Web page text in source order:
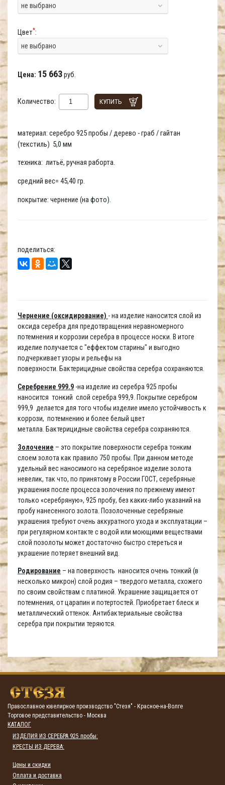
не выбрано
Цвет*:
не выбрано
Цена: 15 663руб.
Количество: КУПИТЬ
материал: серебро 925 пробы / дерево - граб / гайтан
(текстиль) 5,0 мм
техника: литьё, ручная раборта.
средний вес= 45,40 гр.
покрытие: чернение (на фото).
поделиться:
Чернение (оксидирование) - на изделие наносится слой из
оксида серебра для предотвращения неравномерного
потемнения и коррозии серебра в процессе носки. В итоге
изделие получается с "еффектом старины" и выгодно
подчеркивает узоры и рельефы на
поверхности. Бактерицидные свойства серебра сохраняются.
Серебрение 999.9 -на изделие из серебра 925 пробы
наносится тонкий слой серебра 999,9. Покрытие серебром
999,9 делается для того чтобы изделие имело устойчивость к
коррози, потемнению и более белый цвет
металла. Бактерицидные свойства серебра сохраняются.
Золочение – это покрытие поверхности серебра тонким
слоем золота как правило 750 пробы. При данном методе
удельный вес наносимого на серебряное изделие золота
невелик, так что, по принятому в России ГОСТ, серебряные
украшения после процесса золочения по прежнему имеют
только «серебряную», 925 пробу, без каких-либо указаний на
пробу нанесенного золота. Позолоченные серебряные
украшения требуют очень аккуратного ухода и эксплуатации –
при регулярном контакте с водой или моющими веществами
слой позолоты может достаточно быстро стереться и
украшение потеряет внешний вид.
Родирование – на поверхность наносится очень тонкий (в
несколько микрон) слой родия – твердого металла, схожего
по своим свойствам с платиной. Украшение защищается от
потемнения, от царапин и потертостей. Приобретает блеск и
металлический оттенок. Антибактериальные свойства
серебра при покрытии теряются.
Православное ювелирное производство "Стезя" - Красное-на-Волге
Торговое представительство - Москва
КАТАЛОГ
ИЗДЕЛИЯ ИЗ СЕРЕБРА 925 пробы:
КРЕСТЫ ИЗ ДЕРЕВА:
Цены и скидки
Оплата и доставка